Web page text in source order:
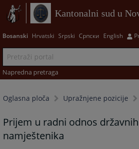
Kantonalni sud u
Bosanski Hrvatski Srpski Српски English
Napredna pretraga
Oglasna ploča Upražnjene pozicije
Prijem u radni odnos
namještenika